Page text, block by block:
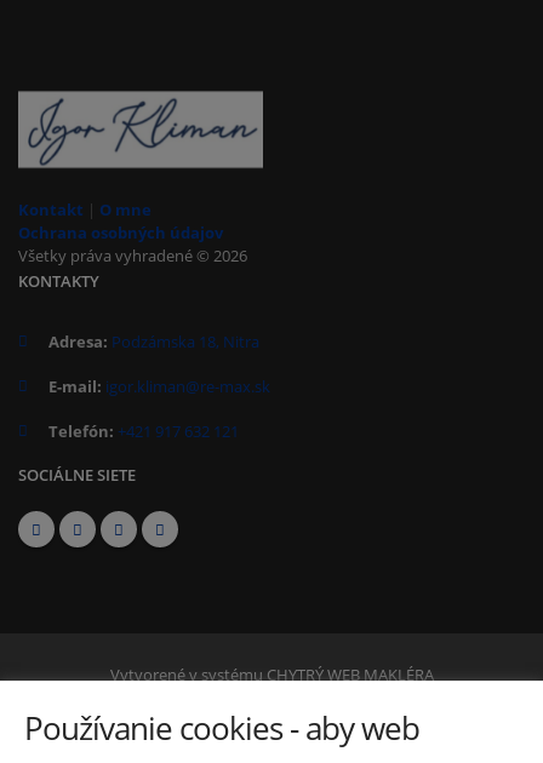
Kontakt | O mne
Ochrana osobných údajov
Všetky práva vyhradené © 2026
KONTAKTY
Adresa: Podzámska 18, Nitra
E-mail: igor.kliman@re-max.sk
Telefón: +421 917 632 121
SOCIÁLNE SIETE
Vytvorené v systému CHYTRÝ WEB MAKLÉRA
Používanie cookies - aby web